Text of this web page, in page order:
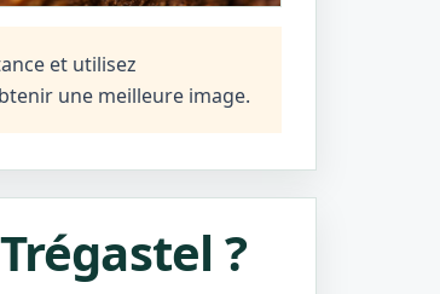
et utilisez
une meilleure image.
?